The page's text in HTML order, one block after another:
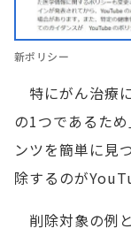
新ポリシー
特にがん治療
の1つであるた
ンツを簡単に見
除するのが
削除対象の例